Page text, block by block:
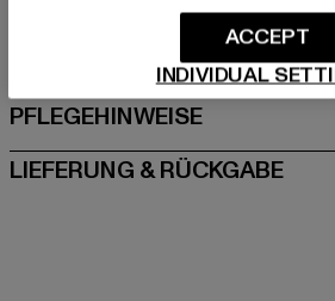
GRÖSSE & PASSFORM
PFLEGEHINWEISE
LIEFERUNG & RÜCKGABE
INDIVIDUAL
ACCEPT